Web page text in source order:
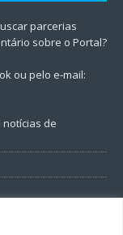
parcerias
sobre o Portal?
ou pelo e-mail:
de